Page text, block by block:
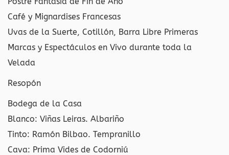
Café y Mignardises Francesas
Uvas de la Suerte, Cotillón, Barra Libre Primeras
Marcas y Espectáculos en Vivo durante toda la
Velada
Resopón
Bodega de la Casa
Blanco: Viñas Leiras. Albariño
Tinto: Ramón Bilbao. Tempranillo
Cava: Prima Vides de Codorniú